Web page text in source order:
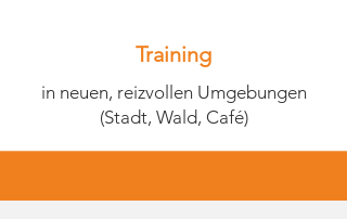
Training
in neuen, reizvollen Umgebungen
(Stadt, Wald, Café)